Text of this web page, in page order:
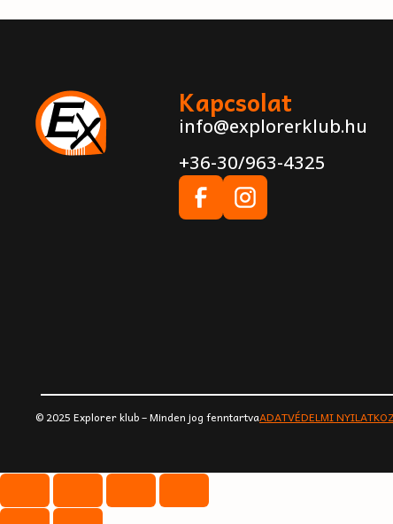
Kapcsolat
info@explorerklub.hu
+36-30/963-4325
© 2025 Explorer klub – Minden jog fenntartvaADATVÉDELMI